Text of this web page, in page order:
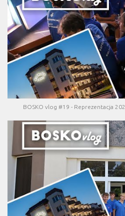
BOSKO vlog #19 - Reprezentacja